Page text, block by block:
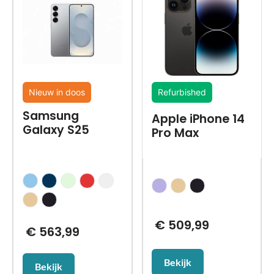
Nieuw in doos
Samsung
Galaxy S25
€563,99
Bekijk
Refurbished
Apple iPhone 14
Pro Max
€ 509,99
Bekijk